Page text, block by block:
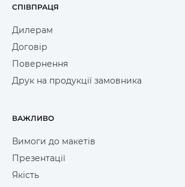
СПІВПРАЦЯ
Дилерам
Договір
Повернення
Друк на продукції замовника
ВАЖЛИВО
Вимоги до макетів
Презентації
Якість